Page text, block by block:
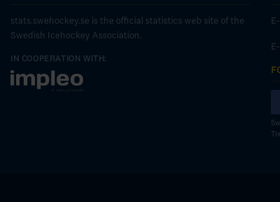
stats.swehockey.se is the official statistics web site of the
Swedish Icehockey Association.
IN COOPERATION WITH: